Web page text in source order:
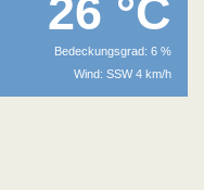
26 °C
Bedeckungsgrad: 6 %
Wind: SSW 4 km/h